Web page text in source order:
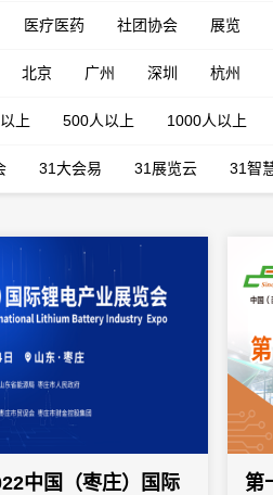
医疗医药 社团协会 展览
北京 广州 深圳 杭州
上 500人以上 1000人以上
31大会易 31展览云 31智
中国（枣庄）国际
第